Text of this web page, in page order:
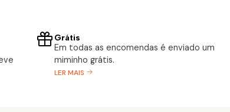
Grátis
Em todas as encomendas é enviado um
miminho grátis.
LER MAIS